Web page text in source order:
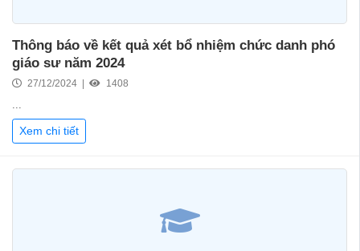
Thông báo về kết quả xét bổ nhiệm chức danh phó
giáo sư năm 2024
27/12/2024 | 1408
...
Xem chi tiết